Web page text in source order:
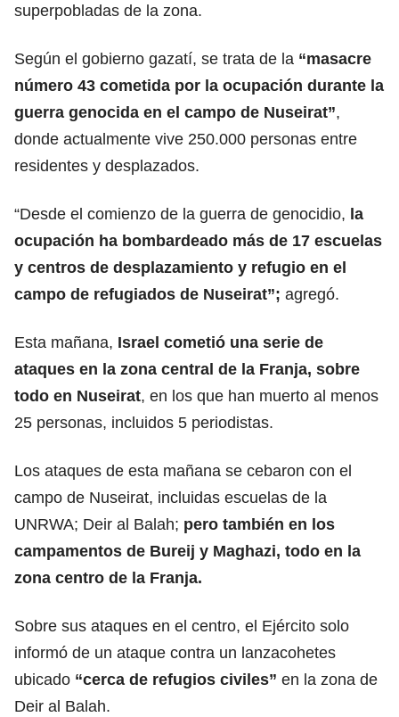
superpobladas de la zona.
Según el gobierno gazatí, se trata de la “masacre
número 43 cometida por la ocupación durante la
guerra genocida en el campo de Nuseirat”,
donde actualmente vive 250.000 personas entre
residentes y desplazados.
“Desde el comienzo de la guerra de genocidio, la
ocupación ha bombardeado más de 17 escuelas
y centros de desplazamiento y refugio en el
campo de refugiados de Nuseirat”; agregó.
Esta mañana, Israel cometió una serie de
ataques en la zona central de la Franja, sobre
todo en Nuseirat, en los que han muerto al menos
25 personas, incluidos 5 periodistas.
Los ataques de esta mañana se cebaron con el
campo de Nuseirat, incluidas escuelas de la
UNRWA; Deir al Balah; pero también en los
campamentos de Bureij y Maghazi, todo en la
zona centro de la Franja.
Sobre sus ataques en el centro, el Ejército solo
informó de un ataque contra un lanzacohetes
ubicado “cerca de refugios civiles” en la zona de
Deir al Balah.